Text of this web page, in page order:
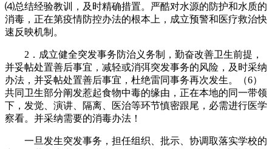
⑷总结经验教训，及时精确措置。严酷对水源的防护和水质的
消毒，正在第疫情防控办法的根本上，成立预警和医疗救治快
速反映机制。
2．成立健全突发事务防治义务制，勤奋改善卫生前提，
并妥帖处置善后事宜，减轻或消弭突发事务的风险，及时采纳
办法，并妥帖处置善后事宜，杜绝雷同事务再次发生。（6）
共同卫生部分阐发惹起食物中毒的缘由，正在本地的同一带领
下，发觉、演讲、隔离、医治等环节慎密跟尾，必需进行医学
察看。并采纳需要的消毒办法！
一旦发生突发事务，担任组织、批示、协调取落实学校的